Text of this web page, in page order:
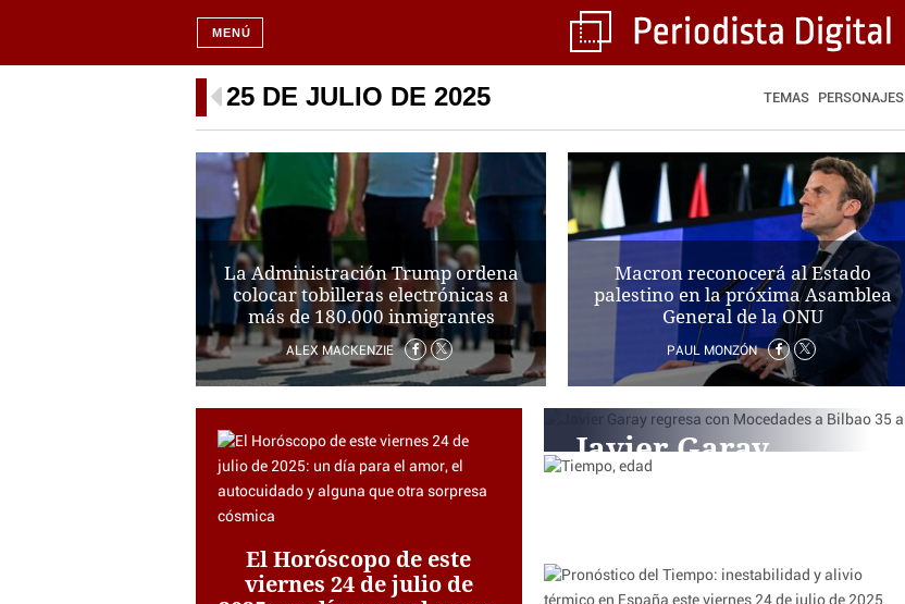
MENÚ
25 DE JULIO DE 2025 TEMAS PERSONAJES
La Administración Trump ordena
colocar tobilleras electrónicas a
más de 180.000 inmigrantes
ALEX MACKENZIE
Macron reconocerá al Estado
palestino en la próxima Asamblea
General de la ONU
PAUL MONZÓN
El Horóscopo de este
viernes 24 de julio de
Javier Garay
regresa con
después